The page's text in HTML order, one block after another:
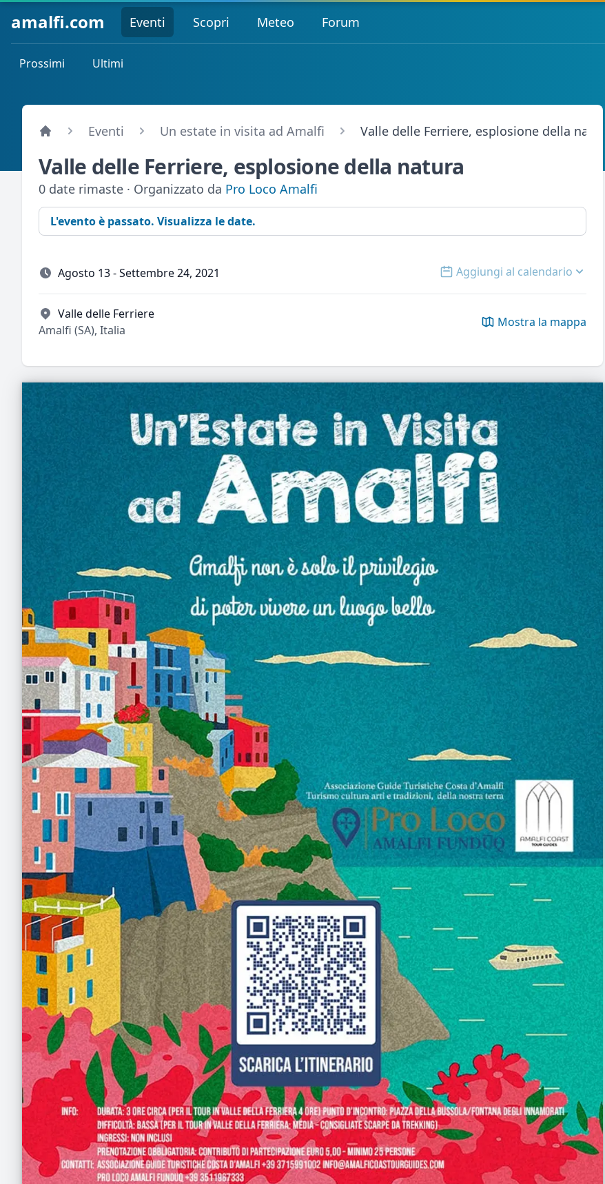
amalfi.com Eventi Scopri Meteo Forum
Prossimi Ultimi
Eventi Un estate in visita ad Amalfi Valle delle Ferriere, esplosione della natura
Valle delle Ferriere, esplosione della natura
0 date rimaste · Organizzato da Pro Loco Amalfi
L'evento è passato. Visualizza le date.
Agosto 13 - Settembre 24, 2021 Open options
Aggiungi al calendario
Valle delle Ferriere
Amalfi (SA), Italia
Mostra la mappa